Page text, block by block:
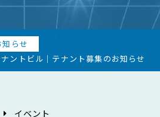
らせ
ントビル｜テナント募集のお知らせ
イベント